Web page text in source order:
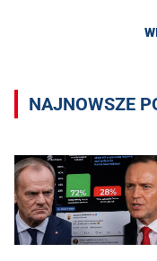
NAJNOWSZE